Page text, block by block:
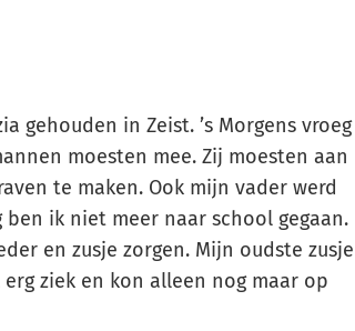
gehouden in Zeist. ’s Morgens vroeg
moesten mee. Zij moesten aan
te maken. Ook mijn vader werd
ben ik niet meer naar school gegaan.
en zusje zorgen. Mijn oudste zusje
ziek en kon alleen nog maar op